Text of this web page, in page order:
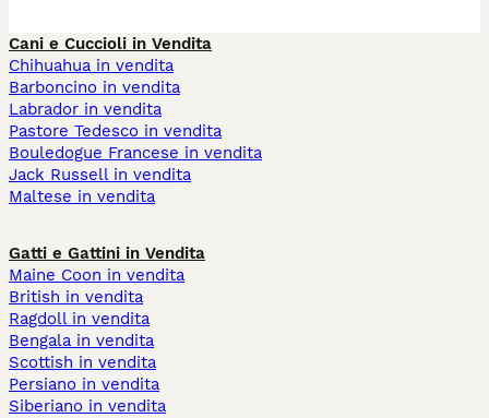
Cani e Cuccioli in Vendita
Chihuahua in vendita
Barboncino in vendita
Labrador in vendita
Pastore Tedesco in vendita
Bouledogue Francese in vendita
Jack Russell in vendita
Maltese in vendita
Gatti e Gattini in Vendita
Maine Coon in vendita
British in vendita
Ragdoll in vendita
Bengala in vendita
Scottish in vendita
Persiano in vendita
Siberiano in vendita